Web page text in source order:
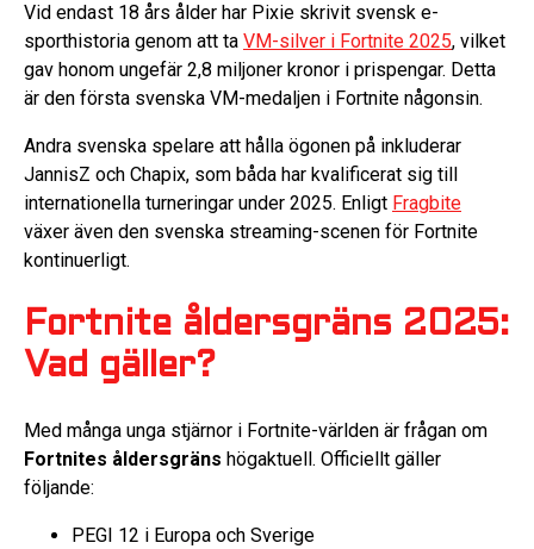
Vid endast 18 års ålder har Pixie skrivit svensk e-
sporthistoria genom att ta VM-silver i Fortnite 2025, vilket
gav honom ungefär 2,8 miljoner kronor i prispengar. Detta
är den första svenska VM-medaljen i Fortnite någonsin.
Andra svenska spelare att hålla ögonen på inkluderar
JannisZ och Chapix, som båda har kvalificerat sig till
internationella turneringar under 2025. Enligt Fragbite
växer även den svenska streaming-scenen för Fortnite
kontinuerligt.
Fortnite åldersgräns 2025:
Vad gäller?
Med många unga stjärnor i Fortnite-världen är frågan om
Fortnites åldersgräns högaktuell. Officiellt gäller
följande:
PEGI 12 i Europa och Sverige